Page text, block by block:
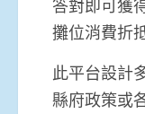
答對即可獲
攤位消費折
此平台設計
縣府政策或